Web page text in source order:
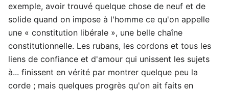
exemple, avoir trouvé quelque chose de neuf et de
solide quand on impose à l'homme ce qu'on appelle
une « constitution libérale », une belle chaîne
constitutionnelle. Les rubans, les cordons et tous les
liens de confiance et d'amour qui unissent les sujets
à... finissent en vérité par montrer quelque peu la
corde ; mais quelques progrès qu'on ait faits en